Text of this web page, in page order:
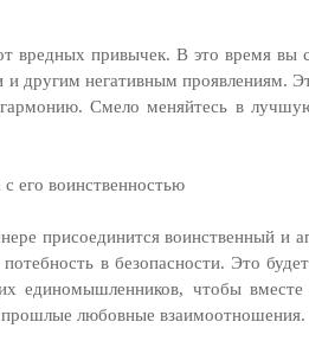
вредных привычек. В это время вы
и другим негативным проявлениям.
Смело меняйтесь в
его воинственностью
присоединится воинственный и
в безопасности. Это
единомышленников, чтобы
прошлые любовные взаимоотношения.